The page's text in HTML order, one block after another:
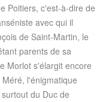
Poitiers, c'est-à-dire de
avec qui il
de Saint-Martin, le
parents de sa
Morlot s'élargit encore
l'énigmatique
du Duc de